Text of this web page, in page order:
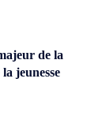
de la
jeunesse